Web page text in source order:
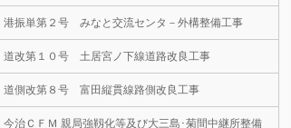
港振単第２号 みなと交流センタ－外構整備工事
道改第１０号 土居宮ノ下線道路改良工事
道側改第８号 富田縦貫線路側改良工事
今治ＣＦＭ 親局強靱化等及び大三島･菊間中継所整備